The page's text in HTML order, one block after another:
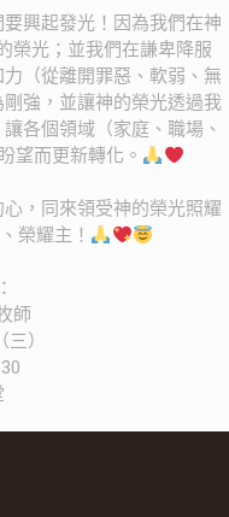
興起發光！因為我們在神
榮光；並我們在謙卑降服
（從離開罪惡、軟弱、無
強，並讓神的榮光透過我
各個領域（家庭、職場、
望而更新轉化。
，同來領受神的榮光照耀
榮耀主！
師
）